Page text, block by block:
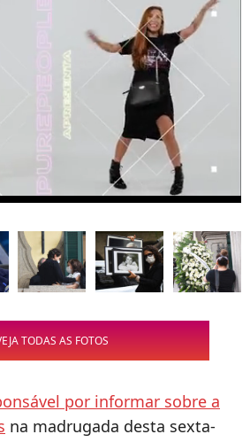
TODAS AS FOTOS
por informar sobre a
na madrugada desta sexta-